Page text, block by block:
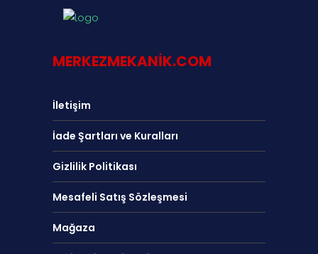
MERKEZMEKANIK.COM
İletişim
İade Şartları ve Kuralları
Gizlilik Politikası
Mesafeli Satış Sözleşmesi
Mağaza